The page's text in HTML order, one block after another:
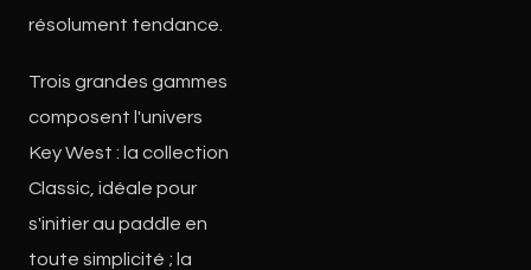
résolument tendance.
Trois grandes gammes
composent l'univers
Key West : la collection
Classic, idéale pour
s'initier au paddle en
toute simplicité ; la